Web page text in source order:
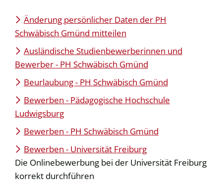
Änderung persönlicher Daten der PH
Schwäbisch Gmünd mitteilen
Ausländische Studienbewerberinnen und
Bewerber - PH Schwäbisch Gmünd
Beurlaubung - PH Schwäbisch Gmünd
Bewerben - Pädagogische Hochschule
Ludwigsburg
Bewerben - PH Schwäbisch Gmünd
Bewerben - Universität Freiburg
Die Onlinebewerbung bei der Universität Freiburg
korrekt durchführen